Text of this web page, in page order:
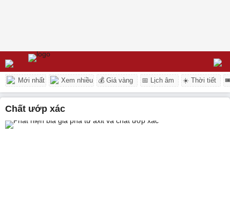
Mới nhất Xem nhiều 💰 Giá vàng 📅 Lịch âm ☀️ Thời tiết
chất ướp xác